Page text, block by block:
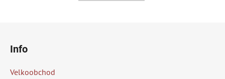
Info
Velkoobchod